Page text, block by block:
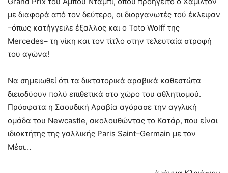
με διαφορά από τον δεύτερο, οι διοργανωτές τού έκλεψαν
–όπως κατήγγειλε έξαλλος και ο Toto Wolff της
Mercedes– τη νίκη και τον τίτλο στην τελευταία στροφή
του αγώνα!
Να σημειωθεί ότι τα δικτατορικά αραβικά καθεστώτα
διεισδύουν πολύ επιθετικά στο χώρο του αθλητισμού.
Πρόσφατα η Σαουδική Αραβία αγόρασε την αγγλική
ομάδα του Newcastle, ακολουθώντας το Κατάρ, που είναι
ιδιοκτήτης της γαλλικής Paris Saint–Germain με τον
Μέσι…